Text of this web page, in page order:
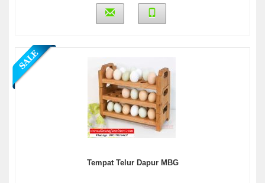
Tempat Telur Dapur MBG